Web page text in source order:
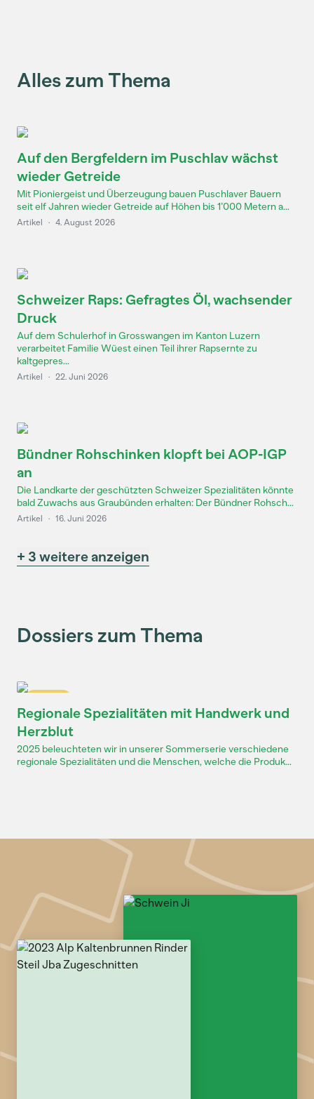
Alles zum Thema
Auf den Bergfeldern im Puschlav wächst
wieder Getreide
Mit Pioniergeist und Überzeugung bauen Puschlaver Bauern
seit elf Jahren wieder Getreide auf Höhen bis 1’000 Metern a...
Artikel · 4. August 2026
Schweizer Raps: Gefragtes Öl, wachsender
Druck
Auf dem Schulerhof in Grosswangen im Kanton Luzern
verarbeitet Familie Wüest einen Teil ihrer Rapsernte zu
kaltgepres...
Artikel · 22. Juni 2026
Bündner Rohschinken klopft bei AOP-IGP
an
Die Landkarte der geschützten Schweizer Spezialitäten könnte
bald Zuwachs aus Graubünden erhalten: Der Bündner Rohsch...
Artikel · 16. Juni 2026
+ 3 weitere anzeigen
Dossiers zum Thema
Regionale Spezialitäten mit Handwerk und
Herzblut
2025 beleuchteten wir in unserer Sommerserie verschiedene
regionale Spezialitäten und die Menschen, welche die Produk...